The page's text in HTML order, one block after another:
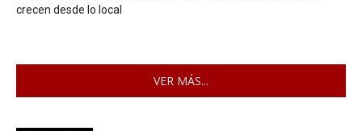
crecen desde lo local
VER MÁS...